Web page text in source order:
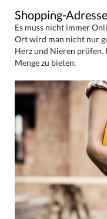
Shopping-
Es muss nicht immer
Ort wird man nicht nur
Herz und Nieren prüfen.
Menge zu bieten.